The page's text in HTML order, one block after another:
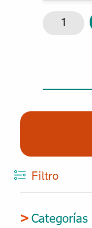
Cinturón
Filtro
Categorías